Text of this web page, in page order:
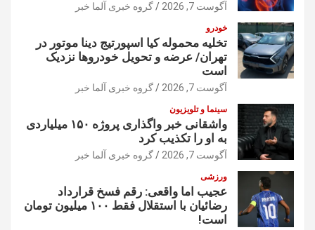
آگوست 7, 2026 گروه خبری آلما خبر
خودرو
تخلیه محموله کیا اسپورتیج دینا موتور در
تهران/ عرضه و تحویل خودروها نزدیک
است
آگوست 7, 2026 گروه خبری آلما خبر
سینما و تلویزیون
واشقانی خبر واگذاری پروژه ۱۵۰ میلیاردی
به او را تکذیب کرد
آگوست 7, 2026 گروه خبری آلما خبر
ورزشی
عجیب اما واقعی: رقم فسخ قرارداد
رضائیان با استقلال فقط ۱۰۰ میلیون تومان
است!